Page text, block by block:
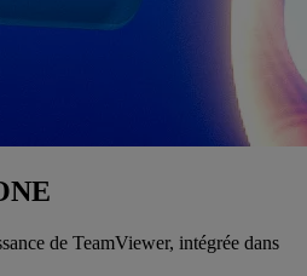
de TeamViewer, intégrée dans